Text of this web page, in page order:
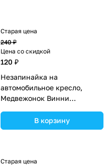
Старая цена
240 ₽
Цена со скидкой
120 ₽
Незапинайка на
автомобильное кресло,
Медвежонок Винни
В корзину
Старая цена